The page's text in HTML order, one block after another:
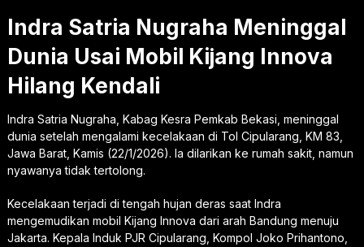
Indra Satria Nugraha Meninggal
Dunia Usai Mobil Kijang Innova
Hilang Kendali
Indra Satria Nugraha, Kabag Kesra Pemkab Bekasi, meninggal
dunia setelah mengalami kecelakaan di Tol Cipularang, KM 83,
Jawa Barat, Kamis (22/1/2026). Ia dilarikan ke rumah sakit, namun
nyawanya tidak tertolong.
Kecelakaan terjadi di tengah hujan deras saat Indra
mengemudikan mobil Kijang Innova dari arah Bandung menuju
Jakarta. Kepala Induk PJR Cipularang, Kompol Joko Prihantono,